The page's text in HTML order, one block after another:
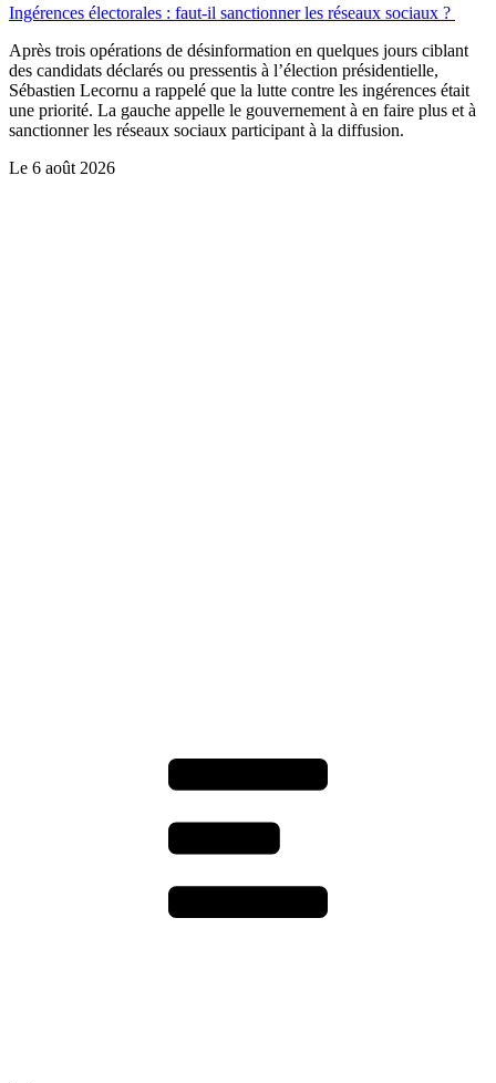
Ingérences électorales : faut-il sanctionner les réseaux sociaux ?
Après trois opérations de désinformation en quelques jours ciblant
des candidats déclarés ou pressentis à l’élection présidentielle,
Sébastien Lecornu a rappelé que la lutte contre les ingérences était
une priorité. La gauche appelle le gouvernement à en faire plus et à
sanctionner les réseaux sociaux participant à la diffusion.
Le 6 août 2026